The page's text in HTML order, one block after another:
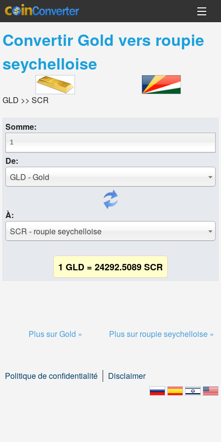
Convertir Gold vers roupie
seychelloise
GLD >> SCR
Somme:
De:
GLD - Gold
À:
SCR - roupie seychelloise
1 GLD = 24292.5089 SCR
Plus sur Gold » Plus sur roupie seychelloise »
Politique de confidentialité Disclaimer